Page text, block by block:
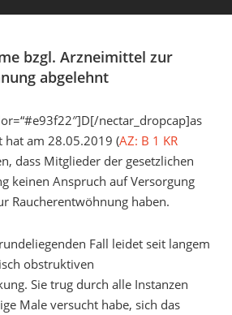
bzgl. Arzneimittel zur
abgelehnt
nectar_dropcap]as
hat am 28.05.2019 (AZ: B 1 KR
dass Mitglieder der gesetzlichen
keinen Anspruch auf Versorgung
Raucherentwöhnung haben.
Fall leidet seit langem
obstruktiven
Sie trug durch alle Instanzen
Male versucht habe, sich das